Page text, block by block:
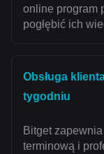
online program
pogłębić ich
Obsługa
tygodniu
Bitget
terminową i